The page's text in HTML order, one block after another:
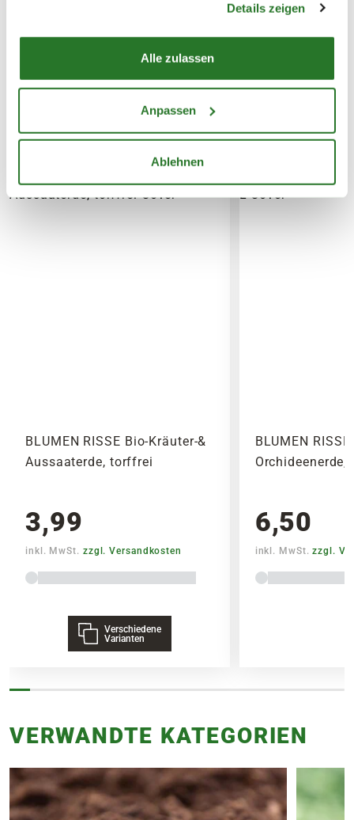
Details zeigen
Alle zulassen
Anpassen
Ablehnen
WEITERE PRODUKTE
BLUMEN RISSE Bio-Kräuter-&
Aussaaterde, torffrei
3,99
inkl. MwSt. zzgl. Versandkosten
Verschiedene
Varianten
BLUMEN RISSE
Orchideenerde,
6,50
inkl. MwSt.zzgl.
VERWANDTE KATEGORIEN